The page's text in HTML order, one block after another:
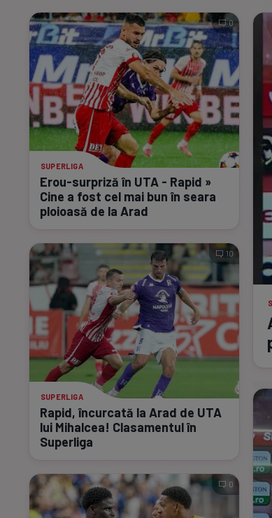
SUPERLIGA
Erou-surpriză în UTA - Rapid »
Cine a fost cel mai bun în seara
ploioasă de la Arad
0
SUPERLIGA
Rapid, încurcată la Arad de UTA
lui Mihalcea! Clasamentul în
Superliga
10
0